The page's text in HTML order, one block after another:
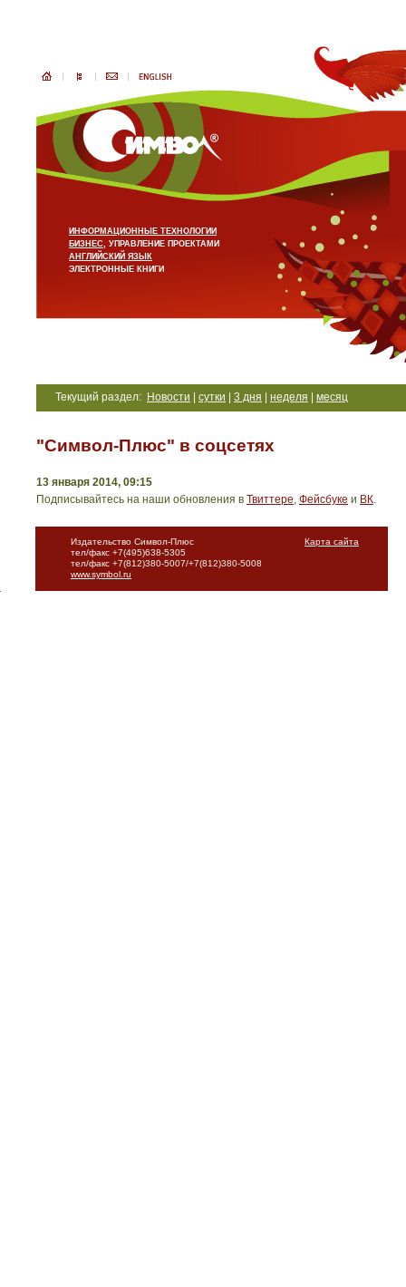
ИНФОРМАЦИОННЫЕ ТЕХНОЛОГИИ
БИЗНЕС, УПРАВЛЕНИЕ ПРОЕКТАМИ
АНГЛИЙСКИЙ ЯЗЫК
ЭЛЕКТРОННЫЕ КНИГИ
Текущий раздел: Новости сутки 3 дня неделя месяц
"Символ-Плюс" в соцсетях
13 января 2014, 09:15
Подписывайтесь на наши обновления в Твиттере, Фейсбуке и ВК.
Карта сайта
Издательство Символ-Плюс
тел/факс +7(495)638-5305
тел/факс +7(812)380-5007/+7(812)380-5008
www.symbol.ru